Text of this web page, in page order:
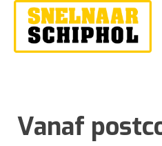
Vanaf